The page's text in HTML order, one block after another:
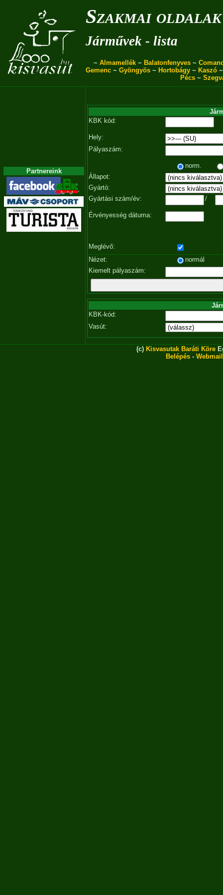
Szakmai oldalak
Járművek - lista
~ Almamellék ~ Balatonfenyves ~
Gemenc ~ Gyöngyös ~ Hortobágy ~ Kaszó
Pécs ~
Partnereink
KBK kód:
Hely:
Pályaszám:
norm.
Állapot:
Gyártó:
Gyártási szám/év:
/
Érvényesség dátuma:
Meglévő:
Nézet:
normál
Kiemelt pályaszám:
KBK-kód:
Vasút:
(c) Kisvasutak Baráti Köre
Belépés - Webmail